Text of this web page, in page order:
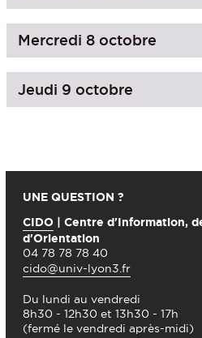
Mercredi 8 octobre
Jeudi 9 octobre
UNE QUESTION ?
CIDO | Centre d'Information,
d'Orientation
04 78 78 78 40
cido@univ-lyon3.fr
Du lundi au vendredi
8h30 - 12h30 et 13h30 - 17h
(fermé le vendredi après-midi)